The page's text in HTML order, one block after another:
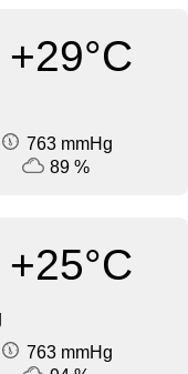
+29°C
763 mmHg
89 %
+25°C
763 mmHg